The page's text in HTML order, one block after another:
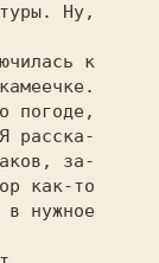
Ну,
погоде,
расска-
за-
как-то
нужное